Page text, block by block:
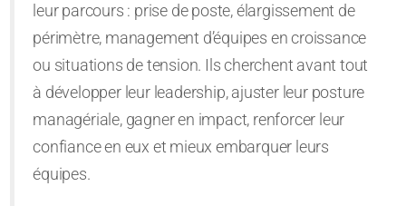
leur parcours : prise de poste, élargissement de
périmètre, management d’équipes en croissance
ou situations de tension. Ils cherchent avant tout
à développer leur leadership, ajuster leur posture
managériale, gagner en impact, renforcer leur
confiance en eux et mieux embarquer leurs
équipes.